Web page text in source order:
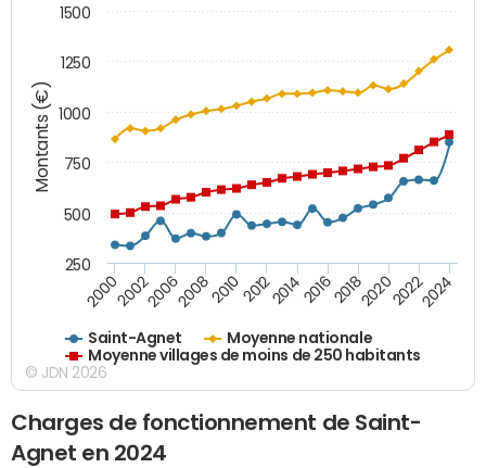
Montants (€)
Saint-Agnet
Moyenne nationale
Moyenne villages de moins de 250 habitants
200020022006200820102012201420162018202020222024
250
500
750
1000
1250
1500
© JDN 2026
Charges de fonctionnement de Saint-
Agnet en 2024